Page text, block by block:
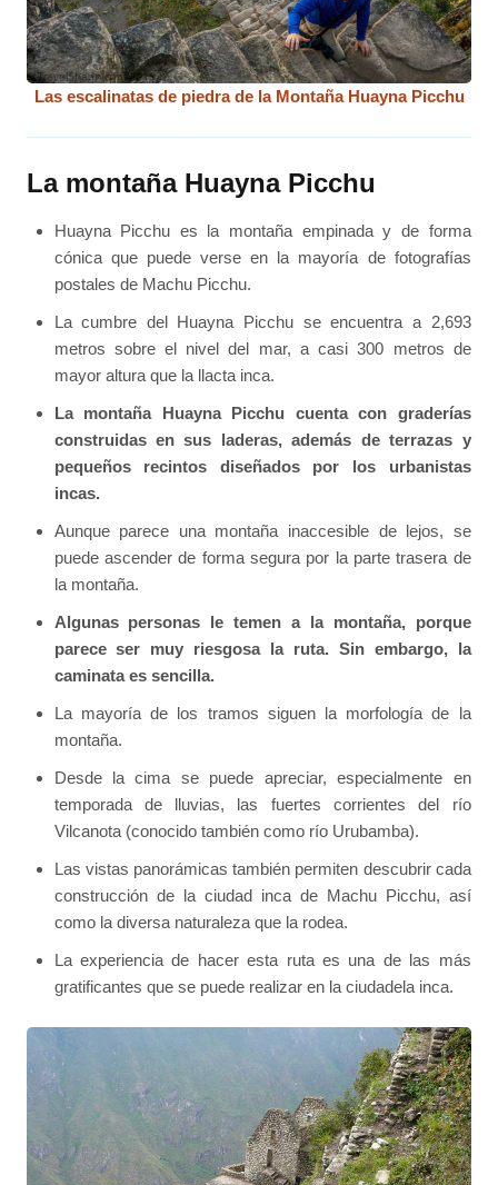
Las escalinatas de piedra de la Montaña Huayna Picchu
La montaña Huayna Picchu
Huayna Picchu es la montaña empinada y de forma
cónica que puede verse en la mayoría de fotografías
postales de Machu Picchu.
La cumbre del Huayna Picchu se encuentra a 2,693
metros sobre el nivel del mar, a casi 300 metros de
mayor altura que la llacta inca.
La montaña Huayna Picchu cuenta con graderías
construidas en sus laderas, además de terrazas y
pequeños recintos diseñados por los urbanistas
incas.
Aunque parece una montaña inaccesible de lejos, se
puede ascender de forma segura por la parte trasera de
la montaña.
Algunas personas le temen a la montaña, porque
parece ser muy riesgosa la ruta. Sin embargo, la
caminata es sencilla.
La mayoría de los tramos siguen la morfología de la
montaña.
Desde la cima se puede apreciar, especialmente en
temporada de lluvias, las fuertes corrientes del río
Vilcanota (conocido también como río Urubamba).
Las vistas panorámicas también permiten descubrir cada
construcción de la ciudad inca de Machu Picchu, así
como la diversa naturaleza que la rodea.
La experiencia de hacer esta ruta es una de las más
gratificantes que se puede realizar en la ciudadela inca.